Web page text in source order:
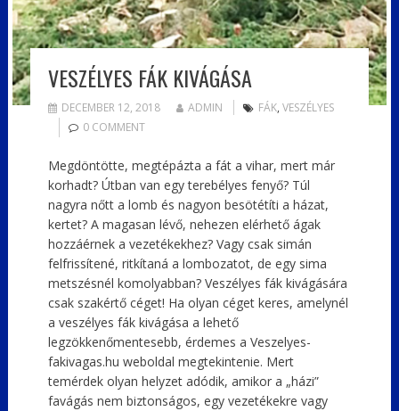
VESZÉLYES FÁK KIVÁGÁSA
DECEMBER 12, 2018 ADMIN FÁK, VESZÉLYES
0 COMMENT
Megdöntötte, megtépázta a fát a vihar, mert már
korhadt? Útban van egy terebélyes fenyő? Túl
nagyra nőtt a lomb és nagyon besötétíti a házat,
kertet? A magasan lévő, nehezen elérhető ágak
hozzáérnek a vezetékekhez? Vagy csak simán
felfrissítené, ritkítaná a lombozatot, de egy sima
metszésnél komolyabban? Veszélyes fák kivágására
csak szakértő céget! Ha olyan céget keres, amelynél
a veszélyes fák kivágása a lehető
legzökkenőmentesebb, érdemes a Veszelyes-
fakivagas.hu weboldal megtekintenie. Mert
temérdek olyan helyzet adódik, amikor a „házi”
favágás nem biztonságos, egy vezetékekre vagy